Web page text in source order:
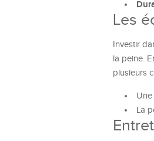
Les
Investir
la peine.
plusieurs
Une
La